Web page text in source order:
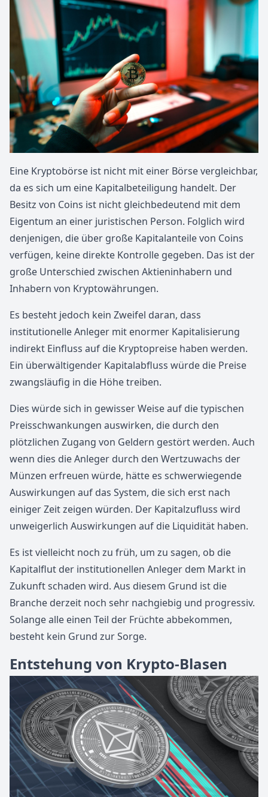
Eine Kryptobörse ist nicht mit einer Börse vergleichbar,
da es sich um eine Kapitalbeteiligung handelt. Der
Besitz von Coins ist nicht gleichbedeutend mit dem
Eigentum an einer juristischen Person. Folglich wird
denjenigen, die über große Kapitalanteile von Coins
verfügen, keine direkte Kontrolle gegeben. Das ist der
große Unterschied zwischen Aktieninhabern und
Inhabern von Kryptowährungen.
Es besteht jedoch kein Zweifel daran, dass
institutionelle Anleger mit enormer Kapitalisierung
indirekt Einfluss auf die Kryptopreise haben werden.
Ein überwältigender Kapitalabfluss würde die Preise
zwangsläufig in die Höhe treiben.
Dies würde sich in gewisser Weise auf die typischen
Preisschwankungen auswirken, die durch den
plötzlichen Zugang von Geldern gestört werden. Auch
wenn dies die Anleger durch den Wertzuwachs der
Münzen erfreuen würde, hätte es schwerwiegende
Auswirkungen auf das System, die sich erst nach
einiger Zeit zeigen würden. Der Kapitalzufluss wird
unweigerlich Auswirkungen auf die Liquidität haben.
Es ist vielleicht noch zu früh, um zu sagen, ob die
Kapitalflut der institutionellen Anleger dem Markt in
Zukunft schaden wird. Aus diesem Grund ist die
Branche derzeit noch sehr nachgiebig und progressiv.
Solange alle einen Teil der Früchte abbekommen,
besteht kein Grund zur Sorge.
Entstehung von Krypto-Blasen